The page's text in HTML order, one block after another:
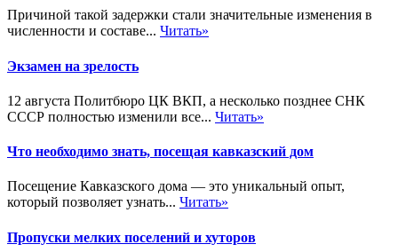
Причиной такой задержки стали значительные изменения в
численности и составе... Читать»
Экзамен на зрелость
12 августа Политбюро ЦК ВКП, а несколько позднее СНК
СССР полностью изменили все... Читать»
Что необходимо знать, посещая кавказский дом
Посещение Кавказского дома — это уникальный опыт,
который позволяет узнать... Читать»
Пропуски мелких поселений и хуторов